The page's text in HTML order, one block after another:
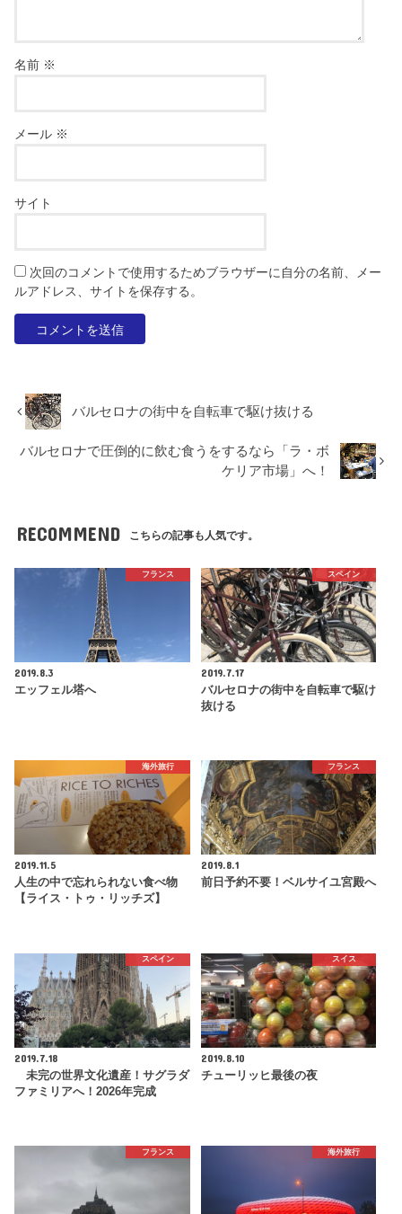
名前 ※
メール ※
サイト
次回のコメントで使用するためブラウザーに自分の名前、メー
ルアドレス、サイトを保存する。
バルセロナの街中を自転車で駆け抜ける
バルセロナで圧倒的に飲む食うをするなら「ラ・ボ
ケリア市場」へ！
RECOMMEND こちらの記事も人気です。
フランス
2019.8.3
エッフェル塔へ
スペイン
2019.7.17
バルセロナの街中を自転車で駆け
抜ける
海外旅行
2019.11.5
人生の中で忘れられない食べ物
【ライス・トゥ・リッチズ】
フランス
2019.8.1
前日予約不要！ベルサイユ宮殿へ
スペイン
2019.7.18
未完の世界文化遺産！サグラダ
ファミリアへ！2026年完成
スイス
2019.8.10
チューリッヒ最後の夜
フランス 海外旅行